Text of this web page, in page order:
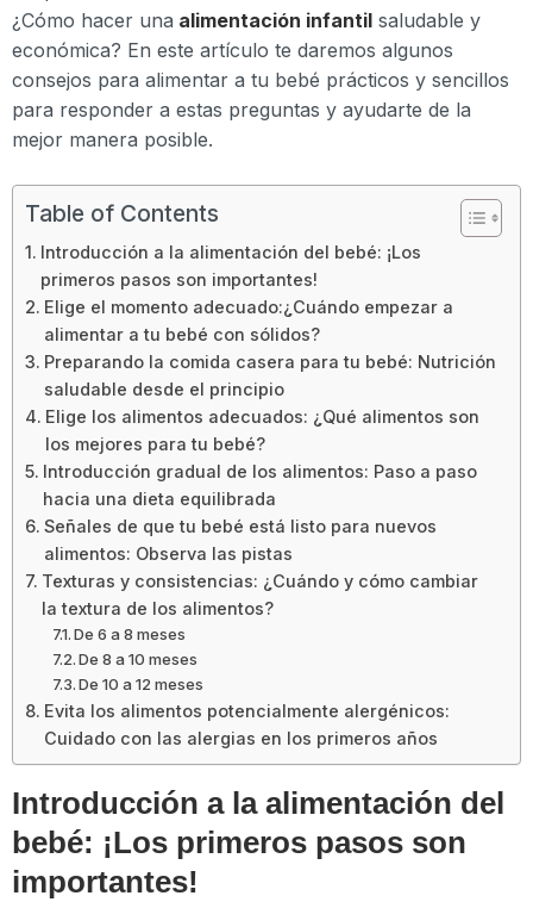
¿Cómo hacer una alimentación infantil saludable y
económica? En este artículo te daremos algunos
consejos para alimentar a tu bebé prácticos y sencillos
para responder a estas preguntas y ayudarte de la
mejor manera posible.
Table of Contents
Introducción a la alimentación del bebé: ¡Los
primeros pasos son importantes!
Elige el momento adecuado:¿Cuándo empezar a
alimentar a tu bebé con sólidos?
Preparando la comida casera para tu bebé: Nutrición
saludable desde el principio
Elige los alimentos adecuados: ¿Qué alimentos son
los mejores para tu bebé?
Introducción gradual de los alimentos: Paso a paso
hacia una dieta equilibrada
Señales de que tu bebé está listo para nuevos
alimentos: Observa las pistas
Texturas y consistencias: ¿Cuándo y cómo cambiar
la textura de los alimentos?
De 6 a 8 meses
De 8 a 10 meses
De 10 a 12 meses
Evita los alimentos potencialmente alergénicos:
Cuidado con las alergias en los primeros años
Introducción a la alimentación del
bebé: ¡Los primeros pasos son
importantes!